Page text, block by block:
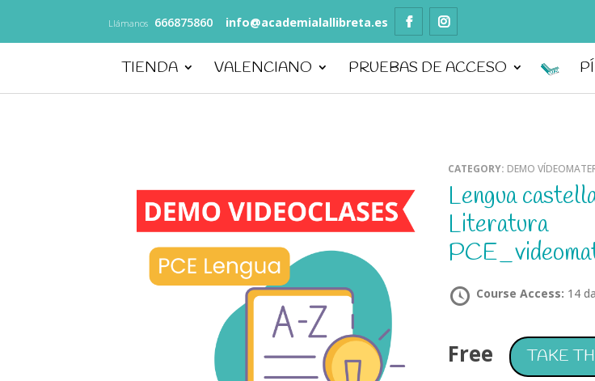
Llámanos 666875860 info@academialallibreta.es
TIENDA VALENCIANO PRUEBAS DE ACCESO
CATEGORY: DEMO
Lengua castellana y
Literatura
Course Access: 14
Free TAKE